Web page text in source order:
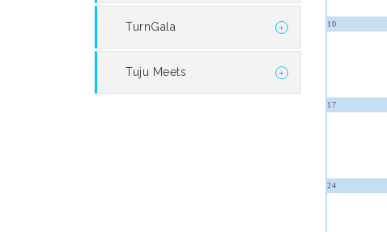
TurnGala
Tuju Meets
10
17
24